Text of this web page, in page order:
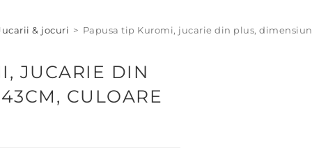
& jocuri > Papusa tip Kuromi, jucarie din plus,
JUCARIE DIN
CULOARE